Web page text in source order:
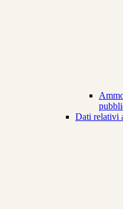
Dati relativi